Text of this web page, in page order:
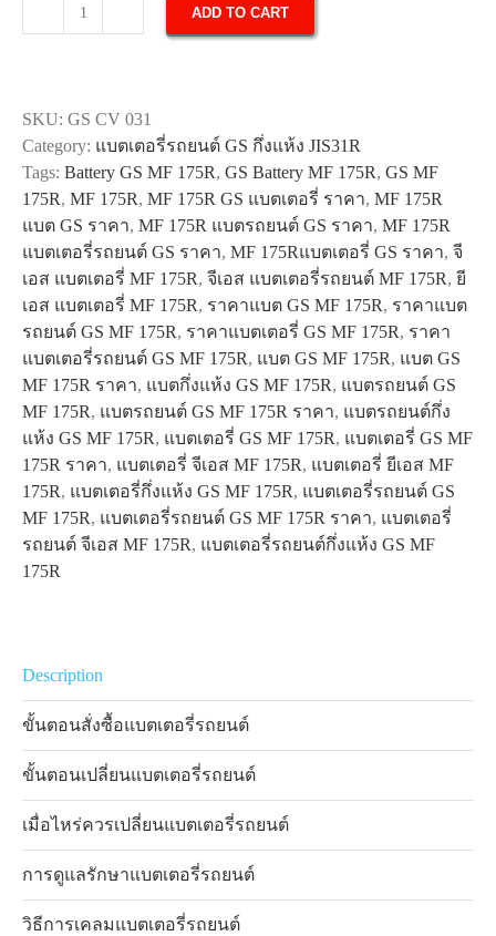
175R
quantity
ADD TO CART
SKU: GS CV 031
Category: แบตเตอรี่รถยนต์ GS กึ่งแห้ง JIS31R
Tags: Battery GS MF 175R, GS Battery MF 175R, GS MF
175R, MF 175R, MF 175R GS แบตเตอรี่ ราคา, MF 175R
แบต GS ราคา, MF 175R แบตรถยนต์ GS ราคา, MF 175R
แบตเตอรี่รถยนต์ GS ราคา, MF 175Rแบตเตอรี่ GS ราคา, จี
เอส แบตเตอรี่ MF 175R, จีเอส แบตเตอรี่รถยนต์ MF 175R, ยี
เอส แบตเตอรี่ MF 175R, ราคาแบต GS MF 175R, ราคาแบต
รถยนต์ GS MF 175R, ราคาแบตเตอรี่ GS MF 175R, ราคา
แบตเตอรี่รถยนต์ GS MF 175R, แบต GS MF 175R, แบต GS
MF 175R ราคา, แบตกึ่งแห้ง GS MF 175R, แบตรถยนต์ GS
MF 175R, แบตรถยนต์ GS MF 175R ราคา, แบตรถยนต์กึ่ง
แห้ง GS MF 175R, แบตเตอรี่ GS MF 175R, แบตเตอรี่ GS MF
175R ราคา, แบตเตอรี่ จีเอส MF 175R, แบตเตอรี่ ยีเอส MF
175R, แบตเตอรี่กึ่งแห้ง GS MF 175R, แบตเตอรี่รถยนต์ GS
MF 175R, แบตเตอรี่รถยนต์ GS MF 175R ราคา, แบตเตอรี่
รถยนต์ จีเอส MF 175R, แบตเตอรี่รถยนต์กึ่งแห้ง GS MF
175R
Description
ขั้นตอนสั่งซื้อแบตเตอรี่รถยนต์
ขั้นตอนเปลี่ยนแบตเตอรี่รถยนต์
เมื่อไหร่ควรเปลี่ยนแบตเตอรี่รถยนต์
การดูแลรักษาแบตเตอรี่รถยนต์
วิธีการเคลมแบตเตอรี่รถยนต์